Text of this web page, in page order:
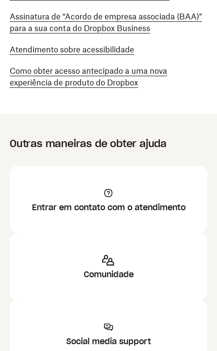
Assinatura de “Acordo de empresa associada (BAA)”
para a sua conta do Dropbox Business
Atendimento sobre acessibilidade
Como obter acesso antecipado a uma nova
experiência de produto do Dropbox
Outras maneiras de obter ajuda
Entrar em contato com o atendimento
Comunidade
Social media support